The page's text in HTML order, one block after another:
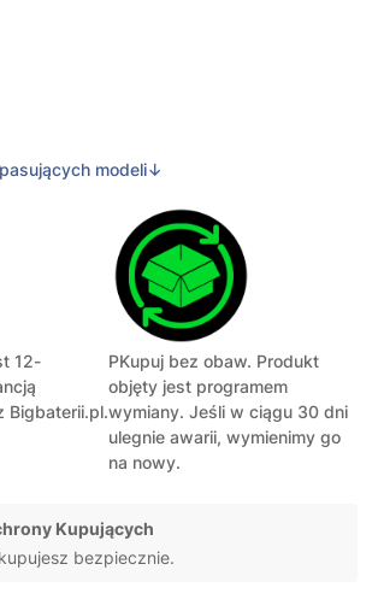
modeli↓
12-
Bigbaterii.pl.
PKupuj bez obaw. Produkt
objęty jest programem
wymiany. Jeśli w ciągu 30 dni
ulegnie awarii, wymienimy go
na nowy.
Kupujących
bezpiecznie.